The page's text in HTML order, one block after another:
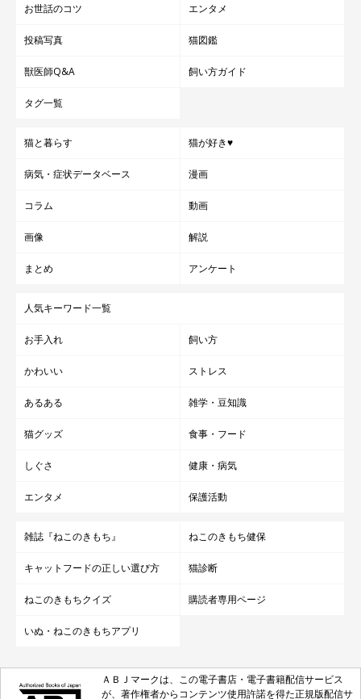
お世話のコツ エンタメ
投稿写真 猫図鑑
獣医師Q&A 飼い方ガイド
タグ一覧
猫と暮らす 猫が好き♥
病気・症状データベース 漫画
コラム 動画
画像 解説
まとめ アンケート
人気キーワード一覧
お手入れ 飼い方
かわいい ストレス
あるある 雑学・豆知識
猫グッズ 食事・フード
しぐさ 健康・病気
エンタメ 保護活動
雑誌『ねこのきもち』 ねこのきもち健保
キャットフードの正しい選び方 猫診断
ねこのきもちクイズ 購読者専用ページ
いぬ・ねこのきもちアプリ
ＡＢＪマークは、この電子書店・電子書籍配信サービス
が、著作権者からコンテンツ使用許諾を得た正規版配信サ